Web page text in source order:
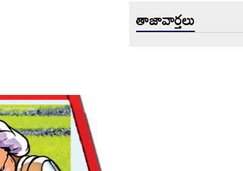
తాజావార్తలు